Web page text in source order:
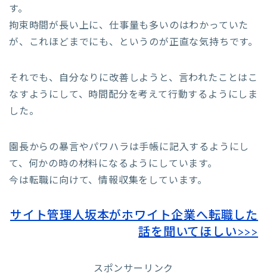
す。
拘束時間が長い上に、仕事量も多いのはわかっていた
が、これほどまでにも、というのが正直な気持ちです。
それでも、自分なりに改善しようと、言われたことはこ
なすようにして、時間配分を考えて行動するようにしま
した。
園長からの暴言やパワハラは手帳に記入するようにし
て、何かの時の材料になるようにしています。
今は転職に向けて、情報収集をしています。
サイト管理人坂本がホワイト企業へ転職した
話を聞いてほしい>>>
スポンサーリンク